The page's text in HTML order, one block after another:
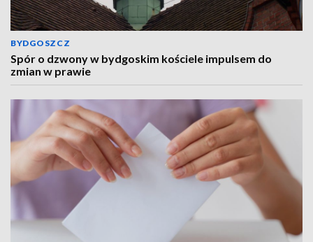
BYDGOSZCZ
Spór o dzwony w bydgoskim kościele impulsem do
zmian w prawie